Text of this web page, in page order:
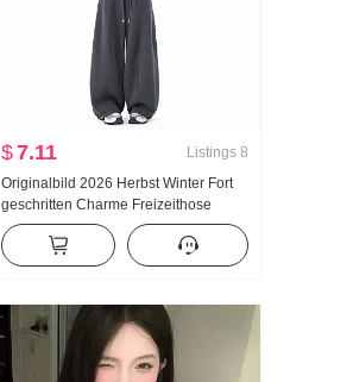
$7.11 Listings 8
Originalbild 2026 Herbst Winter Fort
geschritten Charme Freizeithose
Damen Neu Hohe Taille Locker
Lässig Locker Gefühl Weite Hose